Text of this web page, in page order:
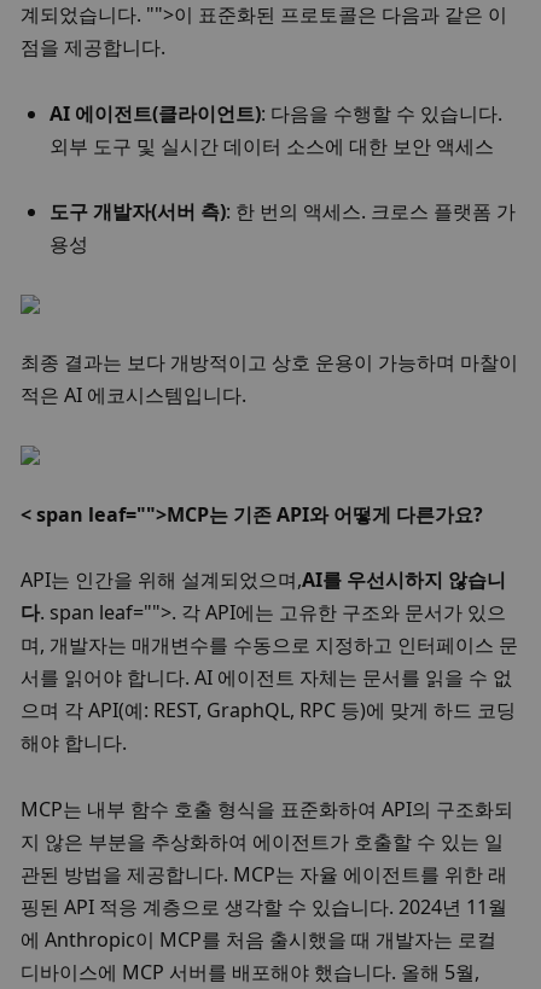
계되었습니다. "">이 표준화된 프로토콜은 다음과 같은 이
점을 제공합니다.
AI 에이전트(클라이언트): 다음을 수행할 수 있습니다.
외부 도구 및 실시간 데이터 소스에 대한 보안 액세스
도구 개발자(서버 측): 한 번의 액세스. 크로스 플랫폼 가
용성
최종 결과는 보다 개방적이고 상호 운용이 가능하며 마찰이
적은 AI 에코시스템입니다.
< span leaf="">MCP는 기존 API와 어떻게 다른가요?
API는 인간을 위해 설계되었으며,AI를 우선시하지 않습니
다. span leaf="">. 각 API에는 고유한 구조와 문서가 있으
며, 개발자는 매개변수를 수동으로 지정하고 인터페이스 문
서를 읽어야 합니다. AI 에이전트 자체는 문서를 읽을 수 없
으며 각 API(예: REST, GraphQL, RPC 등)에 맞게 하드 코딩
해야 합니다.
MCP는 내부 함수 호출 형식을 표준화하여 API의 구조화되
지 않은 부분을 추상화하여 에이전트가 호출할 수 있는 일
관된 방법을 제공합니다. MCP는 자율 에이전트를 위한 래
핑된 API 적응 계층으로 생각할 수 있습니다. 2024년 11월
에 Anthropic이 MCP를 처음 출시했을 때 개발자는 로컬
디바이스에 MCP 서버를 배포해야 했습니다. 올해 5월,